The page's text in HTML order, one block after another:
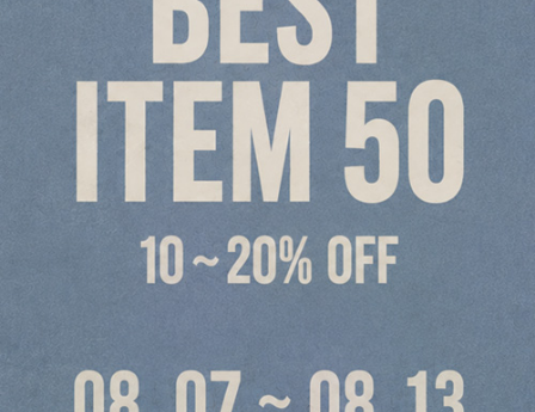
#당일발송 #BEST OF BEST